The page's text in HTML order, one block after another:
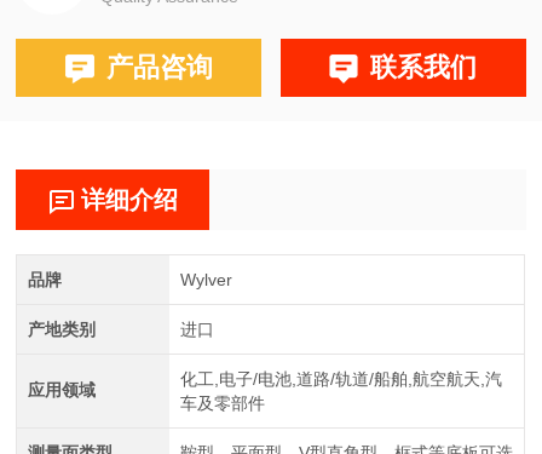
产品咨询 联系我们
详细介绍
品牌 Wylver
产地类别 进口
应用领域
化工,电子/电池,道路/轨道/船舶,航空航天,汽
车及零部件